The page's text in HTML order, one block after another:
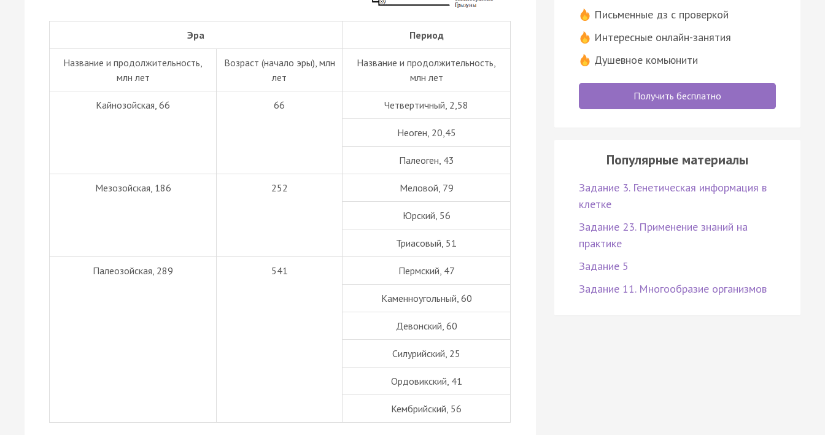
Эра Период
Название и продолжительность,
млн лет
Возраст (начало эры), млн
лет
Название и продолжительность,
млн лет
Кайнозойская, 66 66 Четвертичный, 2,58
Неоген, 20,45
Палеоген, 43
Мезозойская, 186 252 Меловой, 79
Юрский, 56
Триасовый, 51
Палеозойская, 289 541 Пермский, 47
Каменноугольный, 60
Девонский, 60
Силурийский, 25
Ордовикский, 41
Кембрийский, 56
Письменные дз с проверкой
Интересные онлайн-занятия
Душевное комьюнити
Получить бесплатно
Популярные материалы
Задание 3. Генетическая информация в
клетке
Задание 23. Применение знаний на
практике
Задание 5
Задание 11. Многообразие организмов